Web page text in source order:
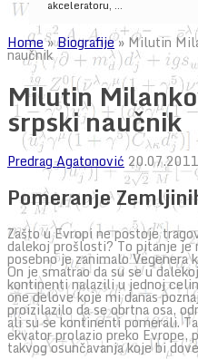
akceleratoru, ...
Home»Biografije»Milutin
naučnik
Milutin
srpski naučnik
Predrag Agatonović
Pomeranje
Zašto u Evropi ne postoje
dalekoj prošlosti? To pitanje je
posebno je zanimalo
On je smatrao da su se u
kontinenti nalazili u jednoj
one delove koje mi danas
proizilazilo da se obrtna osa,
ali su se kontinenti pomerali.
ekvator prolazio preko
takvog osunčavanja koje bi